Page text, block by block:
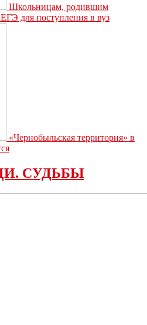
Школьницам, родившим
для поступления в вуз
«Чернобыльская территория» в
СУДЬБЫ